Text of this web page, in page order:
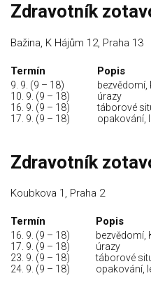
Zdravotník
Bažina, K Hájům 12, Praha 13
Termín Popis
9. 9. (9 – 18)
bezvědomí,
10. 9. (9 – 18)
úrazy
16. 9. (9 – 18)
táborové
17. 9. (9 – 18)
opakování,
Zdravotník
Koubkova 1, Praha 2
Termín Popis
16. 9. (9 – 18)
bezvědomí,
17. 9. (9 – 18)
úrazy
23. 9. (9 – 18)
táborové
24. 9. (9 – 18)
opakování,